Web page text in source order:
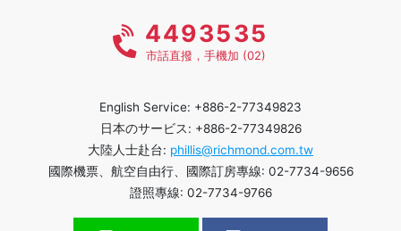
4493535
市話直撥，手機加 (02)
English Service: +886-2-77349823
日本のサービス: +886-2-77349826
大陸人士赴台: phillis@richmond.com.tw
國際機票、航空自由行、國際訂房專線: 02-7734-9656
證照專線: 02-7734-9766